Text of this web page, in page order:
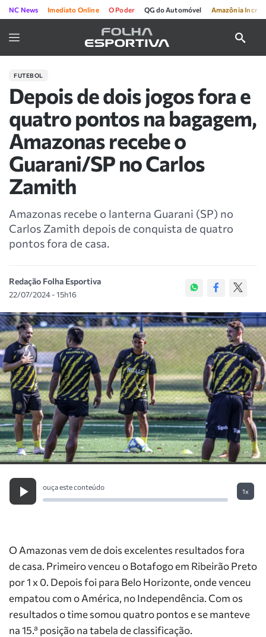
NC News Imediato Online O Poder QG do Automóvel Amazônia
FUTEBOL
Depois de dois jogos fora e
quatro pontos na bagagem,
Amazonas recebe o
Guarani/SP no Carlos
Zamith
Amazonas recebe o lanterna Guarani (SP) no
Carlos Zamith depois de conquista de quatro
pontos fora de casa.
Redação Folha Esportiva
22/07/2024 - 15h16
ouça este conteúdo
1x
O Amazonas vem de dois excelentes resultados fora
de casa. Primeiro venceu o Botafogo em Ribeirão Preto
por 1 x 0. Depois foi para Belo Horizonte, onde venceu
empatou com o América, no Independência. Com os
resultados o time somou quatro pontos e se manteve
na 15.ª posição na tabela de classificação.